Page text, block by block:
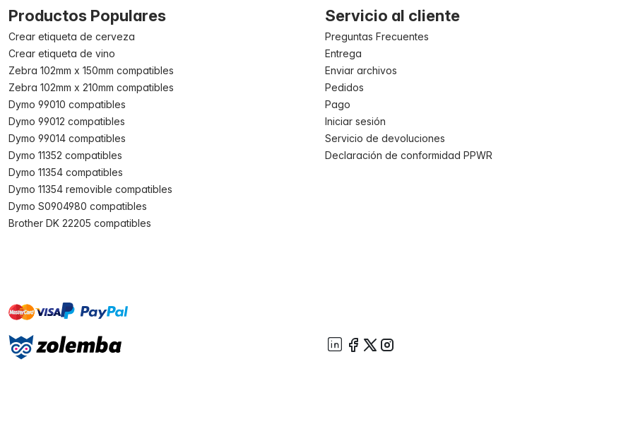
Productos Populares
Crear etiqueta de cerveza
Crear etiqueta de vino
Zebra 102mm x 150mm compatibles
Zebra 102mm x 210mm compatibles
Dymo 99010 compatibles
Dymo 99012 compatibles
Dymo 99014 compatibles
Dymo 11352 compatibles
Dymo 11354 compatibles
Dymo 11354 removible compatibles
Dymo S0904980 compatibles
Brother DK 22205 compatibles
Servicio al cliente
Preguntas Frecuentes
Entrega
Enviar archivos
Pedidos
Pago
Iniciar sesión
Servicio de devoluciones
Declaración de conformidad PPWR
mastervisa paypal